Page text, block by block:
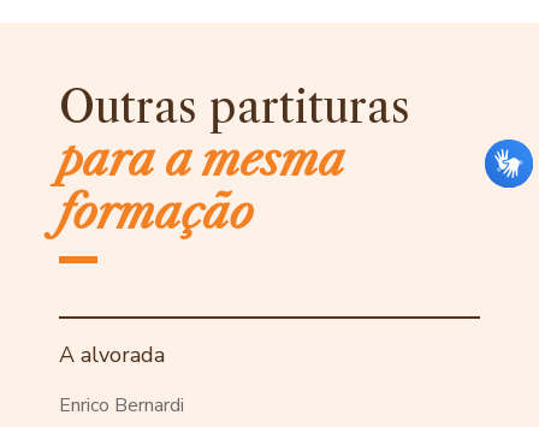
Outras partituras
para a mesma
formação
A alvorada
Enrico Bernardi